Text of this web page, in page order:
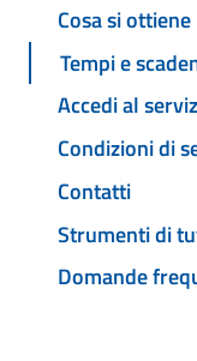
Cosa si ottiene
Tempi e
Accedi al
Condizioni di
Contatti
Strumenti di
Domande